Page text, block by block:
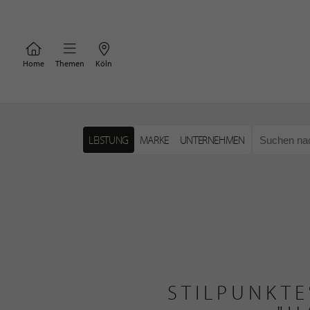
Home Themen Köln
LEISTUNG MARKE UNTERNEHMEN